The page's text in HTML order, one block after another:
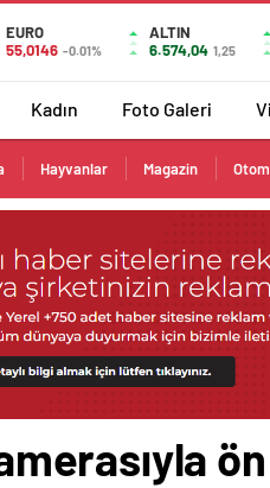
EURO
55,0146 -0.01%
ALTIN
6.574,04 1,25
Kadın Foto Galeri
Hayvanlar Magazin